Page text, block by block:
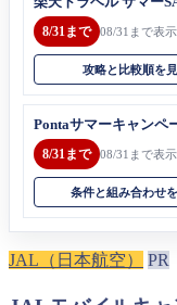
8/31まで 08/31まで表示
攻略と比較順を
Pontaサマーキャンペ
8/31まで 08/31まで表示
条件と組み合わせ
JAL（日本航空） PR